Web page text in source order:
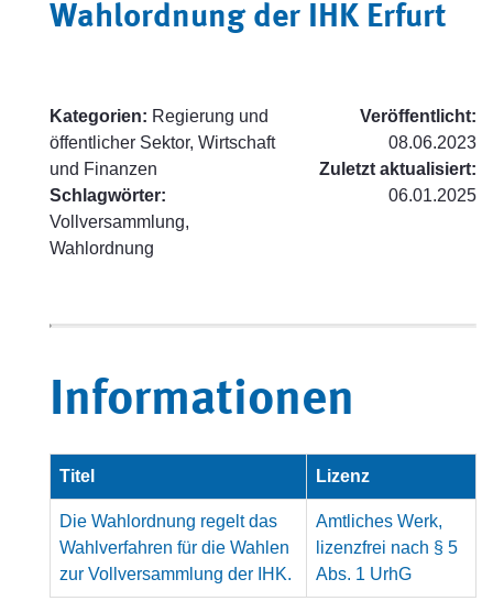
Wahlordnung der IHK Erfurt
Kategorien: Regierung und
öffentlicher Sektor, Wirtschaft
und Finanzen
Schlagwörter:
Vollversammlung,
Wahlordnung
Veröffentlicht:
08.06.2023
Zuletzt aktualisiert:
06.01.2025
Informationen
Titel Lizenz
Die Wahlordnung regelt das
Wahlverfahren für die Wahlen
zur Vollversammlung der IHK.
Amtliches Werk,
lizenzfrei nach § 5
Abs. 1 UrhG